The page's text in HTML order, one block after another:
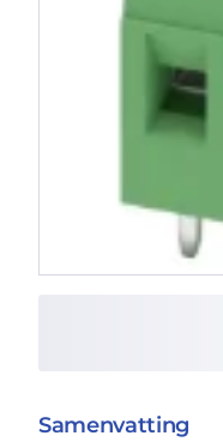
Samenvatting